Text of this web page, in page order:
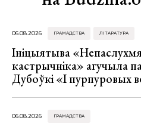
06.08.2026 ГРАМАДСТВА ЛІТАРАТУРА
Ініцыятыва
кастрычніка» агучыла
Дубоўкі «І пурпуровых
06.08.2026 ГРАМАДСТВА